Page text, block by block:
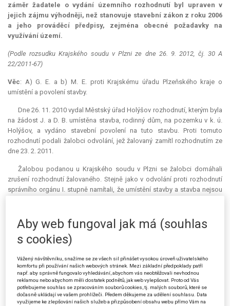
záměr žadatele o vydání územního rozhodnutí byl upraven v
jejich zájmu výhodněji, než stanovuje stavební zákon z roku 2006
a jeho prováděcí předpisy, zejména obecné požadavky na
využívání území.
(Podle rozsudku Krajského soudu v Plzni ze dne 26. 9. 2012, čj. 30 A
22/2011-67)
Věc: A) G. E. a b) M. E. proti Krajskému úřadu Plzeňského kraje o
umístění a povolení stavby.
Dne 26. 11. 2010 vydal Městský úřad Holýšov rozhodnutí, kterým byla
na žádost J. a D. B. umístěna stavba, rodinný dům, na pozemku v k. ú.
Holýšov, a vydáno stavební povolení na tuto stavbu. Proti tomuto
rozhodnutí podali žalobci odvolání, jež žalovaný zamítl rozhodnutím ze
dne 23. 2. 2011.
Žalobou podanou u Krajského soudu v Plzni se žalobci domáhali
zrušení rozhodnutí žalovaného. Stejně jako v odvolání proti rozhodnutí
správního orgánu I. stupně namítali, že umístění stavby a stavba nejsou
nešetrnost k jejich zájmům v postavení vlastníků sousedního pozemku,
který je druhem zahradou spadající do zemědělského půdního fondu, v
tom, že umístění stavby dle rozhodnutí správních orgánů obou instancí
nebude možné ji k takto určenému stávajícímu účelu využít, přičemž
vzhledem k rozměrům pozemku nelze k takto určenému účelu využít ani
jiného náhradního místa. Argumentace žalovaného tím, že problematika
zastínění pozemků není právními předpisy řešena a u navrhované stavby
rodinného domu je dodržena vzdálenost 2 m od společných hranic
Aby web fungoval jak má (souhlas
s cookies)
Vážený návštěvníku, snažíme se ze všech sil přinášet vysokou úroveň uživatelského
komfortu při používání našich webových stránek. Mezi základní předpoklady patří
např. aby správně fungovalo vyhledávání, abychom vás neobtěžovali nevhodnou
reklamou nebo abychom měli dostatek podnětů, jak web vylepšovat. Proto od Vás
potřebujeme souhlas se zpracováním souborů cookies, tj. malých souborů, které se
dočasně ukládají ve vašem prohlížeči. Předem děkujeme za udělení souhlasu. Data
využijeme ke zlepšování našich služeb a přizpůsobení obsahu webu přímo Vám na